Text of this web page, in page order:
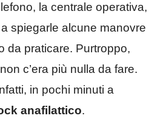
la centrale operativa,
spiegarle alcune manovre
da praticare. Purtroppo,
c’era più nulla da fare.
in pochi minuti a
anafilattico.